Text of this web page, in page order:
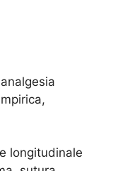
longitudinale